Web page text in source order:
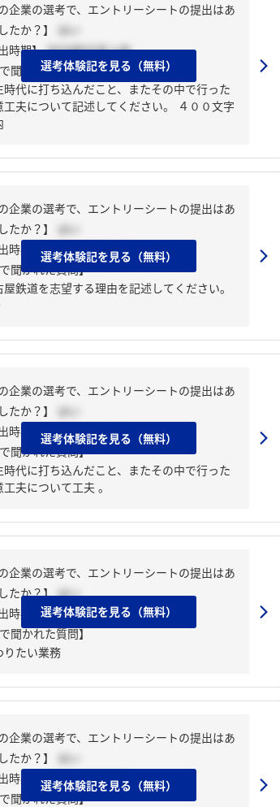
の企業の選考で、エントリーシートの提出はあ
たか？】
はい
時期】 2024年03月上旬
で聞かれた質問】
時代に打ち込んだこと、またその中で行った
工夫について記述してください。 ４００文字
選考体験記を見る（無料）
の企業の選考で、エントリーシートの提出はあ
たか？】
はい
時期】 2024年03月上旬
で聞かれた質問】
屋鉄道を志望する理由を記述してください。
選考体験記を見る（無料）
の企業の選考で、エントリーシートの提出はあ
たか？】
はい
時期】 2024年03月下旬
で聞かれた質問】
時代に打ち込んだこと、またその中で行った
夫について工夫 。
選考体験記を見る（無料）
の企業の選考で、エントリーシートの提出はあ
たか？】 はい
時期】 2024年03月上旬
で聞かれた質問】
りたい業務
選考体験記を見る（無料）
の企業の選考で、エントリーシートの提出はあ
たか？】
はい
時期】 2023年03月下旬
で聞かれた質問】
選考体験記を見る（無料）